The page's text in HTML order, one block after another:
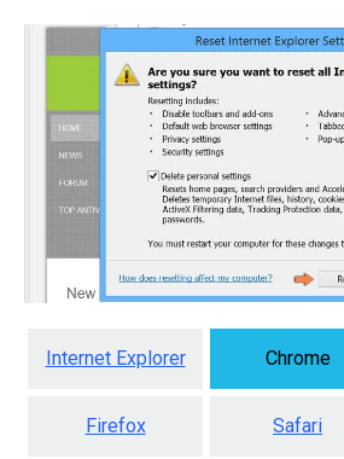
Internet Explorer Chrome
Firefox Safari